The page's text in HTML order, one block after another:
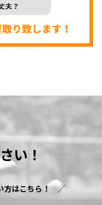
い！
方はこちら！